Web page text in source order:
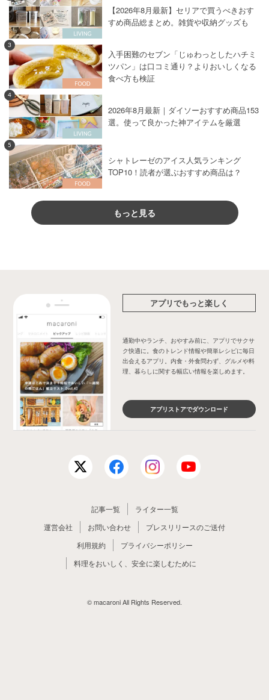
【2026年8月最新】セリアで買うべきおす
すめ商品総まとめ。雑貨や収納グッズも
3
入手困難のセブン「じゅわっとしたハチミ
ツパン」は口コミ通り？よりおいしくなる
食べ方も検証
4
2026年8月最新｜ダイソーおすすめ商品153
選。使って良かった神アイテムを厳選
5
シャトレーゼのアイス人気ランキング
TOP10！読者が選ぶおすすめ商品は？
もっと見る
アプリでもっと楽しく
通勤中やランチ、おやすみ前に、アプリでサクサ
ク快適に。食のトレンド情報や簡単レシピに毎日
出会えるアプリ。内食・外食問わず、グルメや料
理、暮らしに関する幅広い情報を楽しめます。
アプリストアでダウンロード
記事一覧
ライター一覧
運営会社
お問い合わせ
プレスリリースのご送付
利用規約
プライバシーポリシー
料理をおいしく、安全に楽しむために
© macaroni All Rights Reserved.